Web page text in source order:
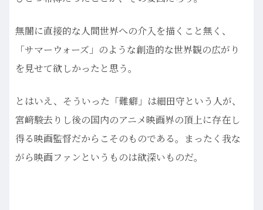
無闇に直接的な人間世界への介入を描くこと無く、
「サマーウォーズ」のような創造的な世界観の広がり
を見せて欲しかったと思う。
とはいえ、そういった「難癖」は細田守という人が、
宮﨑駿去りし後の国内のアニメ映画界の頂上に存在し
得る映画監督だからこそのものである。まったく我な
がら映画ファンというものは欲深いものだ。